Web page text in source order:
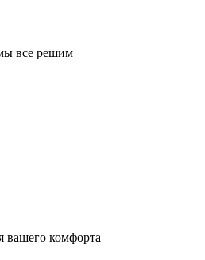
мы все решим
вашего комфорта